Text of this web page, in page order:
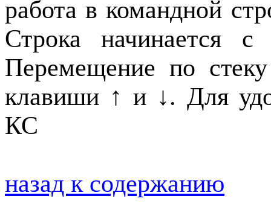
работа в командной
Строка начинается
Перемещение по
клавиши ↑ и ↓. Для
КС
назад к содержанию